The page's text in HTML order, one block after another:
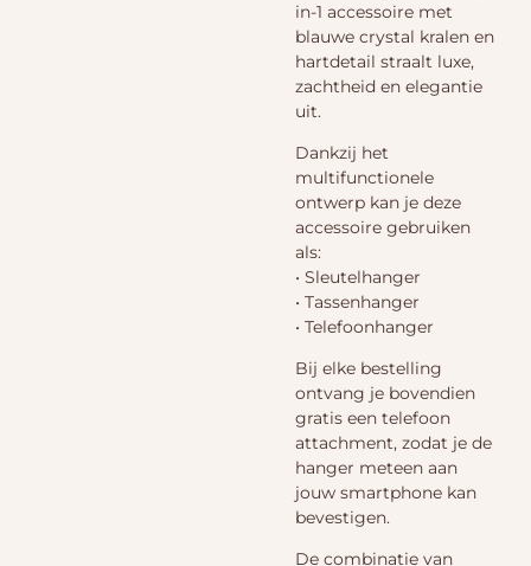
in-1 accessoire met
blauwe crystal kralen en
hartdetail straalt luxe,
zachtheid en elegantie
uit.
Dankzij het
multifunctionele
ontwerp kan je deze
accessoire gebruiken
als:
• Sleutelhanger
• Tassenhanger
• Telefoonhanger
Bij elke bestelling
ontvang je bovendien
gratis een telefoon
attachment, zodat je de
hanger meteen aan
jouw smartphone kan
bevestigen.
De combinatie van